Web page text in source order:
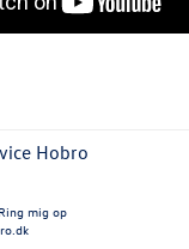
Hobro
Ring mig op